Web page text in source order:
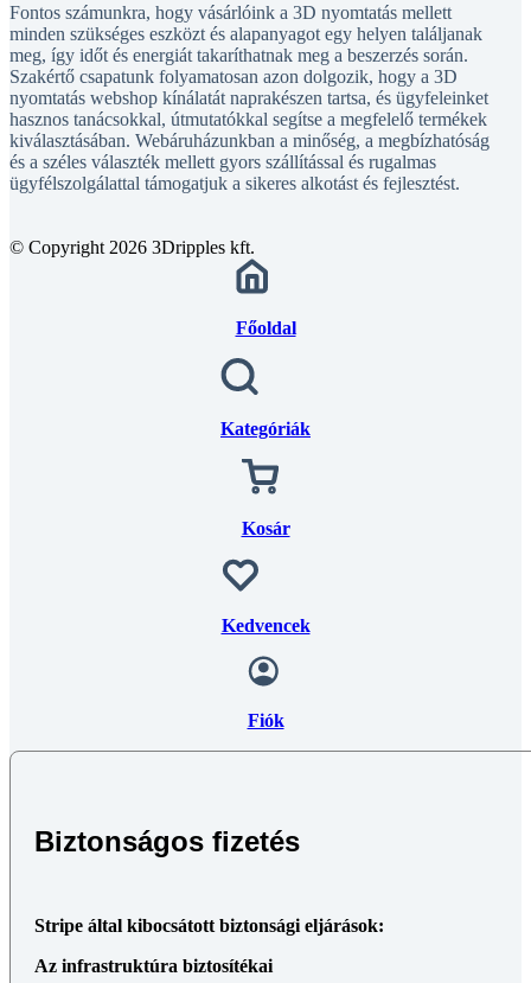
Fontos számunkra, hogy vásárlóink a 3D nyomtatás mellett
minden szükséges eszközt és alapanyagot egy helyen találjanak
meg, így időt és energiát takaríthatnak meg a beszerzés során.
Szakértő csapatunk folyamatosan azon dolgozik, hogy a 3D
nyomtatás webshop kínálatát naprakészen tartsa, és ügyfeleinket
hasznos tanácsokkal, útmutatókkal segítse a megfelelő termékek
kiválasztásában. Webáruházunkban a minőség, a megbízhatóság
és a széles választék mellett gyors szállítással és rugalmas
ügyfélszolgálattal támogatjuk a sikeres alkotást és fejlesztést.
© Copyright 2026 3Dripples kft.
Főoldal
Kategóriák
Kosár
Kedvencek
Fiók
Biztonságos fizetés
Stripe által kibocsátott biztonsági eljárások:
Az infrastruktúra biztosítékai